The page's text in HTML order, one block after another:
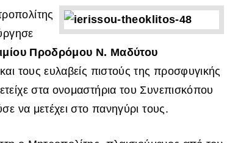
Εκκλησιαστική
κατασκήνωση
Φιλόπτωχο Ταμεῖο
Θεῖον Κήρυγμα – Ἱερὰ
Ἐξομολόγηση
Αἴθουσες – Πνευματικά
Ποιμαντική Διακονία
Ἐργαστήριο
Συντηρήσεως Κειμηλίων
Βυζαντινή Μουσική
Σχολές Ἐκκλησιαστικῶν
Πρωτοβουλία Γονέων
Ἀρχιερατικές
Περιφέρειες
Ημερολόγιο Ι.Μ
Πρόγραμμα Ἱερῶν
Ἀκολουθιῶν
Προδρόμου Ν. Μαδύτου
τους ευλαβείς πιστούς της προσφυγικής
στα ονομαστήρια του Συνεπισκόπου
να μετέχει στο πανηγύρι τους.